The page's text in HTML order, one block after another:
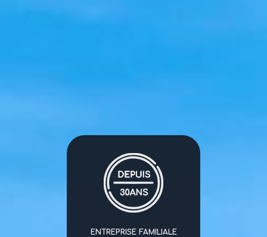
ENTREPRISE FAMILIALE